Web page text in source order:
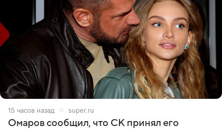
15 часов назад super.ru
Омаров сообщил, что СК принял его